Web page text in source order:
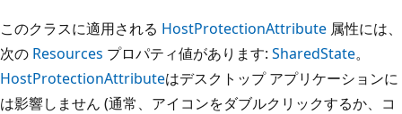
このクラスに適用される HostProtectionAttribute 属性には、
次の Resources プロパティ値があります: SharedState。
HostProtectionAttributeはデスクトップ アプリケーションに
は影響しません (通常、アイコンをダブルクリックするか、コ